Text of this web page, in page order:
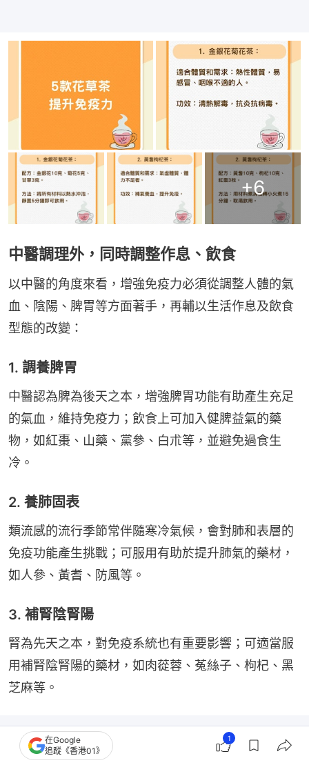
+6
中醫調理外，同時調整作息、飲食
以中醫的角度來看，增強免疫力必須從調整人體的氣
血、陰陽、脾胃等方面著手，再輔以生活作息及飲食
型態的改變：
1. 調養脾胃
中醫認為脾為後天之本，增強脾胃功能有助產生充足
的氣血，維持免疫力；飲食上可加入健脾益氣的藥
物，如紅棗、山藥、黨參、白朮等，並避免過食生
冷。
2. 養肺固表
類流感的流行季節常伴隨寒冷氣候，會對肺和表層的
免疫功能產生挑戰；可服用有助於提升肺氣的藥材，
如人參、黃耆、防風等。
3. 補腎陰腎陽
腎為先天之本，對免疫系統也有重要影響；可適當服
用補腎陰腎陽的藥材，如肉蓯蓉、菟絲子、枸杞、黑
芝麻等。
在Google
追蹤《香港01》
1